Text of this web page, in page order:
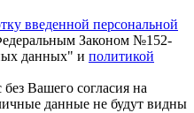
введенной персональной
Законом №152-
данных" и политикой
Вашего согласия на
данные не будут видны